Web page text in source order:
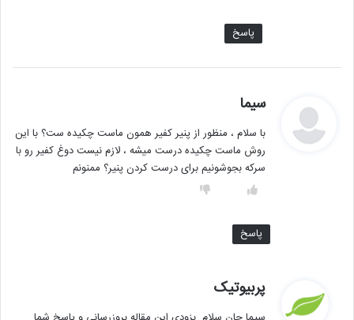
پاسخ
سیما
ت
:
با سلام ، منظور از پنیر کفیر همون ماست چکیده ست؟ با این
روش ماست چکیده درست میشه ، لازم نیست دوغ کفیر رو با
سرکه بجوشونیم برای درست کردن پنیر؟ ممنونم
پاسخ
پربیوتیک